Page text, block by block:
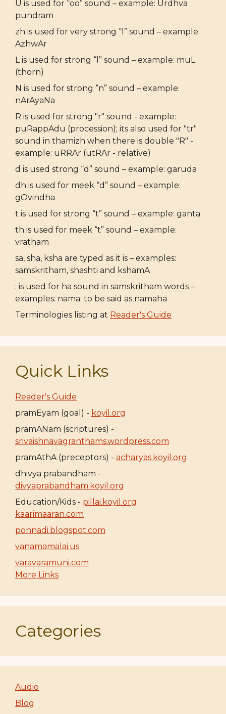
U is used for “oo” sound – example: Urdhva
pundram
zh is used for very strong “l” sound – example:
AzhwAr
L is used for strong “l” sound – example: muL
(thorn)
N is used for strong “n” sound – example:
nArAyaNa
R is used for strong "r" sound - example:
puRappAdu (procession); its also used for "tr"
sound in thamizh when there is double "R" -
example: uRRAr (utRAr - relative)
d is used strong “d” sound – example: garuda
dh is used for meek “d” sound – example:
gOvindha
t is used for strong “t” sound – example: ganta
th is used for meek “t” sound – example:
vratham
sa, sha, ksha are typed as it is – examples:
samskritham, shashti and kshamA
: is used for ha sound in samskritham words –
examples: nama: to be said as namaha
Terminologies listing at Reader's Guide
Quick Links
Reader's Guide
pramEyam (goal) - koyil.org
pramANam (scriptures) -
srivaishnavagranthams.wordpress.com
pramAthA (preceptors) - acharyas.koyil.org
dhivya prabandham -
divyaprabandham.koyil.org
Education/Kids - pillai.koyil.org
kaarimaaran.com
ponnadi.blogspot.com
vanamamalai.us
varavaramuni.com
More Links
Categories
Audio
Blog